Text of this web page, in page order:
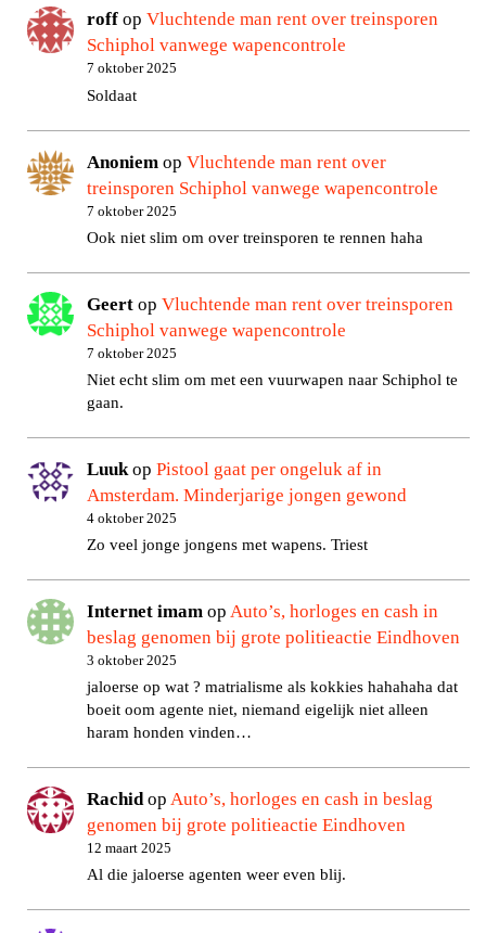
roff opVluchtende man rent over treinsporen
Schiphol vanwege wapencontrole
7 oktober 2025
Soldaat
Anoniem opVluchtende man rent over
treinsporen Schiphol vanwege wapencontrole
7 oktober 2025
Ook niet slim om over treinsporen te rennen haha
Geert opVluchtende man rent over treinsporen
Schiphol vanwege wapencontrole
7 oktober 2025
Niet echt slim om met een vuurwapen naar Schiphol te
gaan.
LuukopPistool gaat per ongeluk af in
Amsterdam. Minderjarige jongen gewond
4 oktober 2025
Zo veel jonge jongens met wapens. Triest
Internet imam opAuto’s, horloges en cash in
beslag genomen bij grote politieactie Eindhoven
3 oktober 2025
jaloerse op wat ? matrialisme als kokkies hahahaha dat
boeit oom agente niet, niemand eigelijk niet alleen
haram honden vinden…
RachidopAuto’s, horloges en cash in beslag
genomen bij grote politieactie Eindhoven
12 maart 2025
Al die jaloerse agenten weer even blij.